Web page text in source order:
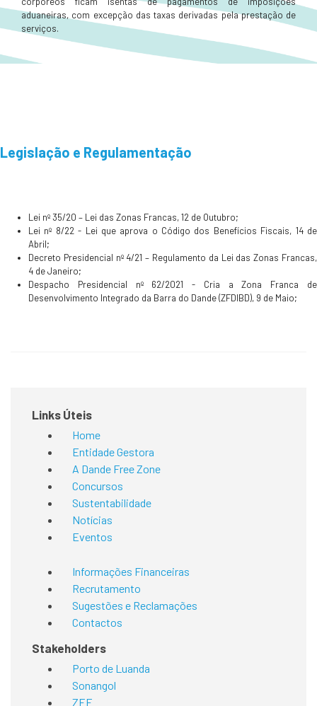
aduaneiras, com excepção das taxas derivadas pela prestação de
serviços.
Legislação e Regulamentação
Lei nº 35/20 – Lei das Zonas Francas, 12 de Outubro;
Lei nº 8/22 - Lei que aprova o Código dos Benefícios Fiscais, 14 de
Abril;
Decreto Presidencial nº 4/21 – Regulamento da Lei das Zonas Francas,
4 de Janeiro;
Despacho Presidencial nº 62/2021 - Cria a Zona Franca de
Desenvolvimento Integrado da Barra do Dande (ZFDIBD), 9 de Maio;
Links Úteis
Home
Entidade Gestora
A Dande Free Zone
Concursos
Sustentabilidade
Notícias
Eventos
Informações Financeiras
Recrutamento
Sugestões e Reclamações
Contactos
Stakeholders
Porto de Luanda
Sonangol
ZEE